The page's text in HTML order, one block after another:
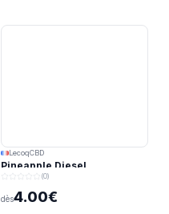
LecoqCBD
Pineapple Diesel
(0)
dès4.00€